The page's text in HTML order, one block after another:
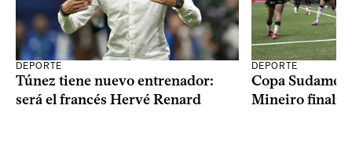
DEPORTE
Túnez tiene nuevo entrenador:
será el francés Hervé Renard
DEPORTE
Copa
Mineiro